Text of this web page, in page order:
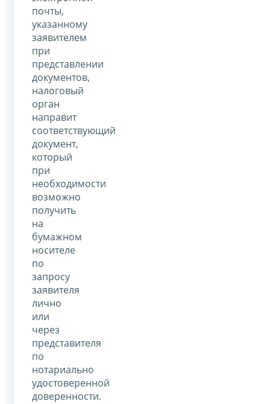
почты,
указанному
заявителем
при
представлении
документов,
налоговый
орган
направит
соответствующий
документ,
который
при
необходимости
возможно
получить
на
бумажном
носителе
по
запросу
заявителя
лично
или
через
представителя
по
нотариально
удостоверенной
доверенности.